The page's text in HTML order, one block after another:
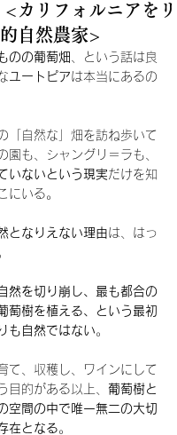
カリフォルニアをリ
自然農家>
のの葡萄畑
、という話は良
ユートピアは本当にあるの
「自然な」畑を訪ね歩いて
園も、シャングリ＝ラも、
いないという現実だけを知
にいる。
となりえない理由は、はっ
然を切り崩し、最も都合の
萄樹を植える、という最初
も自然ではない。
て、収穫し、ワインにして
目的がある以上、 葡萄樹と
空間の中で唯一無二の大切
在となる。